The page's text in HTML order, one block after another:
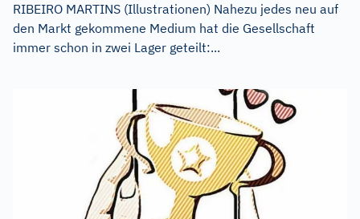
RIBEIRO MARTINS (Illustrationen) Nahezu jedes neu auf
den Markt gekommene Medium hat die Gesellschaft
immer schon in zwei Lager geteilt:...